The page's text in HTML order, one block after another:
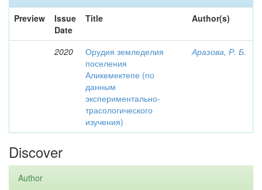
Preview
Issue
Date
Title Author(s)
2020
Орудия земледелия
поселения
Аликемектепе (по
данным
экспериментально-
трасологического
изучения)
Аразова, Р. Б.
Discover
Author